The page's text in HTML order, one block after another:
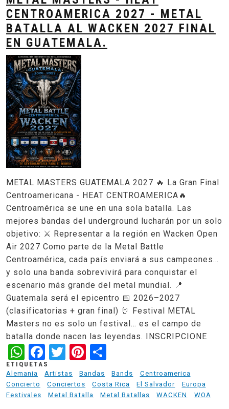
CENTROAMERICA 2027 - METAL
BATALLA AL WACKEN 2027 FINAL
EN GUATEMALA.
METAL MASTERS GUATEMALA 2027 🔥 La Gran Final
Centroamericana - HEAT CENTROAMERICA🔥
Centroamérica se une en una sola batalla. Las
mejores bandas del underground lucharán por un solo
objetivo: ⚔️ Representar a la región en Wacken Open
Air 2027 Como parte de la Metal Battle
Centroamérica, cada país enviará a sus campeones…
y solo una banda sobrevivirá para conquistar el
escenario más grande del metal mundial. 📍
Guatemala será el epicentro 📅 2026–2027
(clasificatorias + gran final) 🤘 Festival METAL
Masters no es solo un festival… es el campo de
batalla donde nacen las leyendas. INSCRIPCIONE
WhatsApp
Facebook
TwitterPinterest
ETIQUETAS
Alemania
Artistas Bandas Bands
Centroamerica
Concierto
Conciertos Costa Rica El Salvador
Europa
Festivales
Metal Batalla Metal Batallas WACKEN WOA